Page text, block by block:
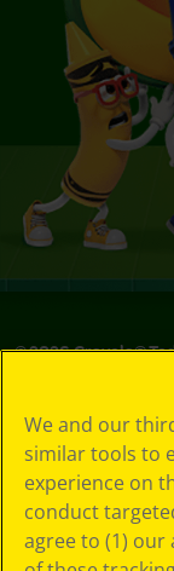
©2026Crayola®
de privacidad
Política de
privacidad
Términos de SMS
GDPR
Aviso de
We and our
similar tools to
experience on
conduct
agree to (1)